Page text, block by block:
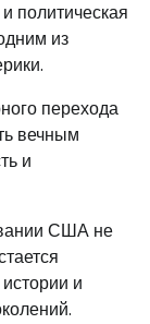
политическая
из
перехода
вечным
и
США не
и